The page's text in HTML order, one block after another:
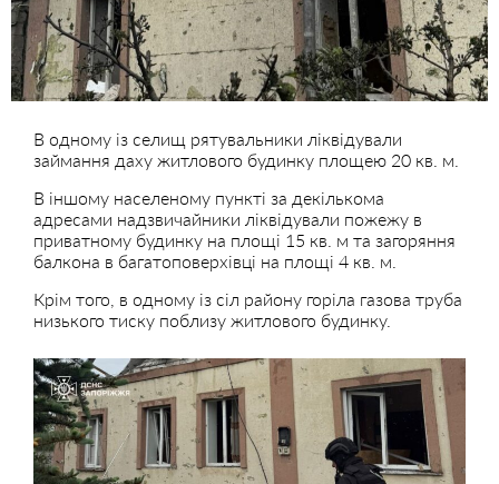
В одному із селищ рятувальники ліквідували
займання даху житлового будинку площею 20 кв. м.
В іншому населеному пункті за декількома
адресами надзвичайники ліквідували пожежу в
приватному будинку на площі 15 кв. м та загоряння
балкона в багатоповерхівці на площі 4 кв. м.
Крім того, в одному із сіл району горіла газова труба
низького тиску поблизу житлового будинку.